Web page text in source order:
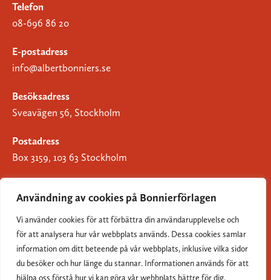
Användning av cookies på Bonnierförlagen
Vi använder cookies för att förbättra din användarupplevelse och
för att analysera hur vår webbplats används. Dessa cookies samlar
information om ditt beteende på vår webbplats, inklusive vilka sidor
du besöker och hur länge du stannar. Informationen används för att
hjälpa oss förstå hur vi kan göra vår webbplats bättre för dig.
Telefon
08-696 86 20
E-postadress
info@albertbonniers.se
Besöksadress
Sveavägen 56, Stockholm
Postadress
Box 3159, 103 63 Stockholm
Om Bonnierförlagen
Cookies
Integritetspolicy